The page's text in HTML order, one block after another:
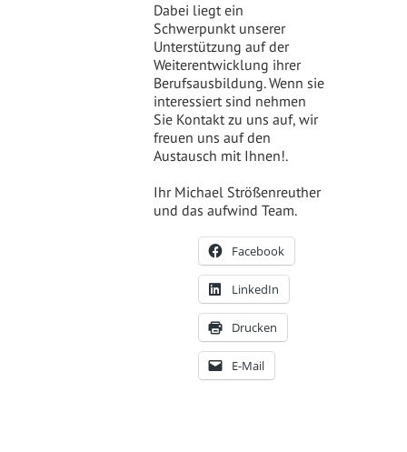
Dabei liegt ein
Schwerpunkt unserer
Unterstützung auf der
Weiterentwicklung ihrer
Berufsausbildung. Wenn sie
interessiert sind nehmen
Sie Kontakt zu uns auf, wir
freuen uns auf den
Austausch mit Ihnen!.
Ihr Michael Strößenreuther
und das aufwind Team.
Facebook
LinkedIn
Drucken
E-Mail